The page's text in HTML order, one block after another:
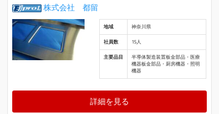
株式会社 都留
地域 神奈川県
社員数 15人
主要品目
半導体製造装置板金部品・医療
機器板金部品・厨房機器・照明
機器
詳細を見る